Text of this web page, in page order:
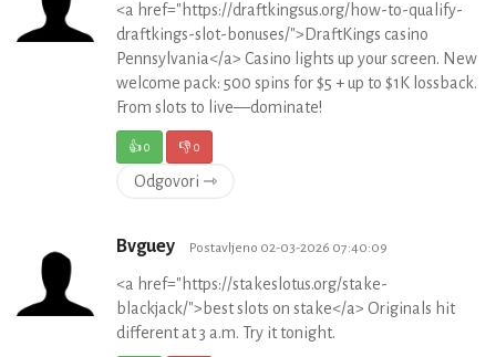
<a href="https://draftkingsus.org/how-to-qualify-
draftkings-slot-bonuses/">DraftKings casino
Pennsylvania</a> Casino lights up your screen. New
welcome pack: 500 spins for $5 + up to $1K lossback.
From slots to live—dominate!
👍0 👎0
Odgovori ⇾
Bvguey Postavljeno 02-03-2026 07:40:09
<a href="https://stakeslotus.org/stake-
blackjack/">best slots on stake</a> Originals hit
different at 3 a.m. Try it tonight.